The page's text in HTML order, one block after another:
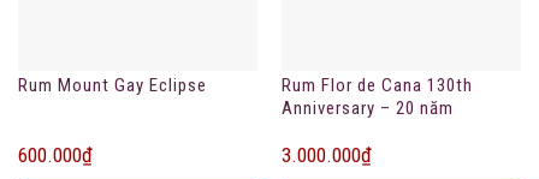
Rum Mount Gay Eclipse
600.000₫
Rum Flor de Cana 130th
Anniversary – 20 năm
3.000.000₫